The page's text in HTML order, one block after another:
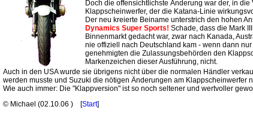
Doch die offensichtlichste Änderung war der, in
Klappscheinwerfer, der die Katana-Linie
Der neu kreierte Beiname unterstrich den hohen
Dynamics Super Sports! Schade, dass die Mark
Binnenmarkt gedacht war, zwar nach Kanada,
nie offiziell nach Deutschland kam - wenn dann
genehmigten die Zulassungsbehörden den
Markenzeichen dieser Ausführung, nicht.
Auch in den USA wurde sie übrigens nicht über die normalen Händler
werden musste und Suzuki die nötigen Änderungen am Klappscheinwerfer
Wie auch immer: Die "Klappversion" ist so noch seltener und wertvoller
© Michael (02.10.06 ) [Start]